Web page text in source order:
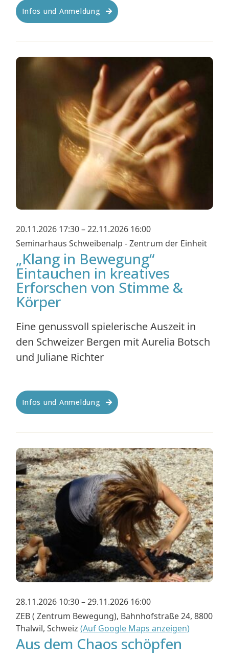
Infos und Anmeldung
20.11.2026 17:30 – 22.11.2026 16:00
Seminarhaus Schweibenalp - Zentrum der Einheit
„Klang in Bewegung“
Eintauchen in kreatives
Erforschen von Stimme &
Körper
Eine genussvoll spielerische Auszeit in
den Schweizer Bergen mit Aurelia Botsch
und Juliane Richter
Infos und Anmeldung
28.11.2026 10:30 – 29.11.2026 16:00
ZEB ( Zentrum Bewegung), Bahnhofstraße 24, 8800
Thalwil, Schweiz(Auf Google Maps anzeigen)
Aus dem Chaos schöpfen